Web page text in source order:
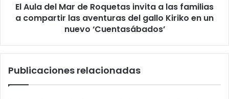
El Aula del Mar de Roquetas invita a las familias
a compartir las aventuras del gallo Kiriko en un
nuevo ‘Cuentasábados’
Publicaciones relacionadas